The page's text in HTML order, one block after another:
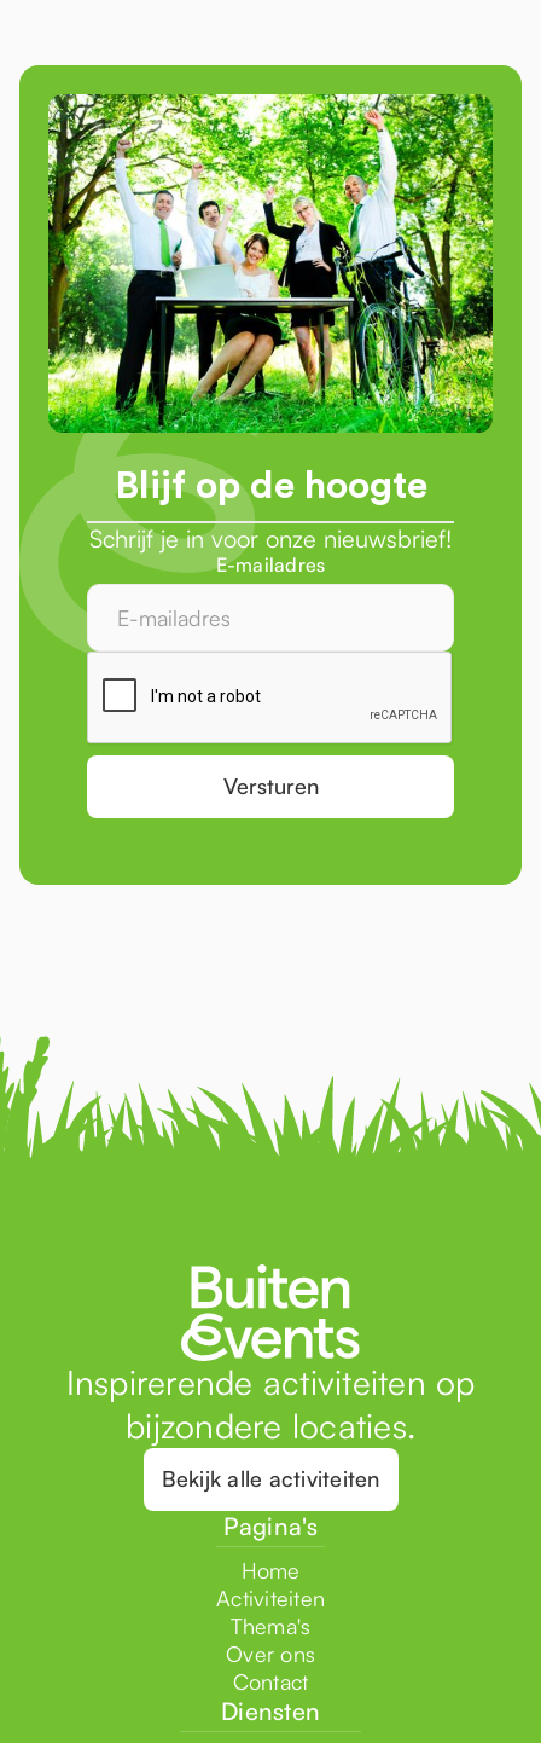
Blijf op de hoogte
Schrijf je in voor onze nieuwsbrief!
E-mailadres
Inspirerende activiteiten op
bijzondere locaties.
Bekijk alle activiteiten
Pagina's
Home
Activiteiten
Thema's
Over ons
Contact
Diensten